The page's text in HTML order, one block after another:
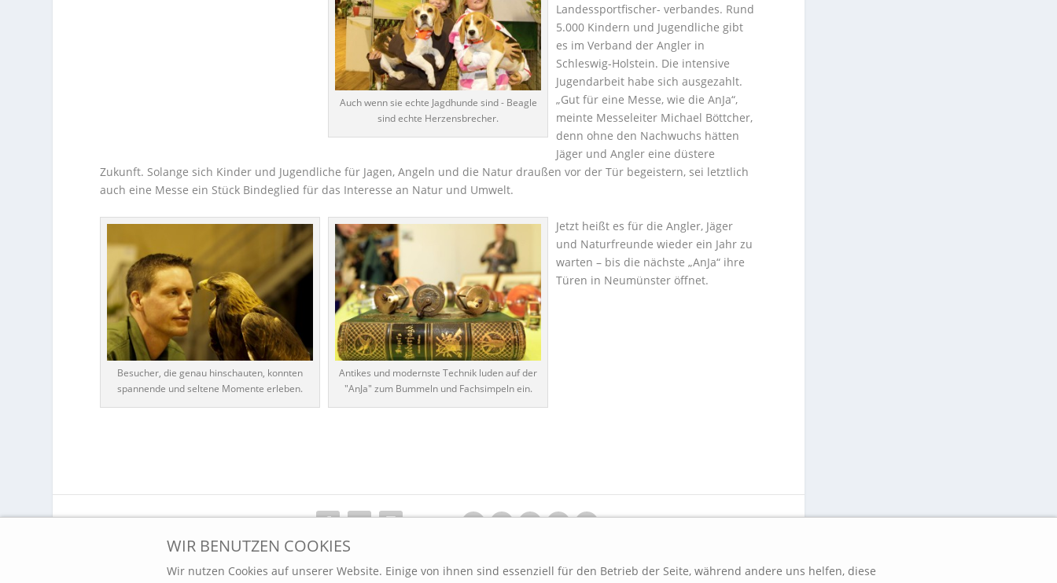
Auch wenn sie echte Jagdhunde sind - Beagle
sind echte Herzensbrecher.
Landessportfischer- verbandes. Rund
5.000 Kindern und Jugendliche gibt
es im Verband der Angler in
Schleswig-Holstein. Die intensive
Jugendarbeit habe sich ausgezahlt.
„Gut für eine Messe, wie die AnJa“,
meinte Messeleiter Michael Böttcher,
denn ohne den Nachwuchs hätten
Jäger und Angler eine düstere
Zukunft. Solange sich Kinder und Jugendliche für Jagen, Angeln und die Natur draußen vor der Tür begeistern, sei letztlich
auch eine Messe ein Stück Bindeglied für das Interesse an Natur und Umwelt.
Besucher, die genau hinschauten, konnten
spannende und seltene Momente erleben.
Antikes und modernste Technik luden auf der
"AnJa" zum Bummeln und Fachsimpeln ein.
Jetzt heißt es für die Angler, Jäger
und Naturfreunde wieder ein Jahr zu
warten – bis die nächste „AnJa“ ihre
Türen in Neumünster öffnet.
AKTIE: RATE:
WIR BENUTZEN COOKIES
Wir nutzen Cookies auf unserer Website. Einige von ihnen sind essenziell für den Betrieb der Seite, während andere uns helfen, diese